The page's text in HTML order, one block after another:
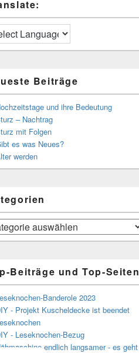
Beiträge
und ihre Bedeutung
– Nachtrag
mit Folgen
es was Neues?
werden
Beiträge und Top-Seiten
Banderole 2023
- Projekt Kuscheldecke ist beendet
- Leseknochen-Bezug
endlich langsamer - es geht